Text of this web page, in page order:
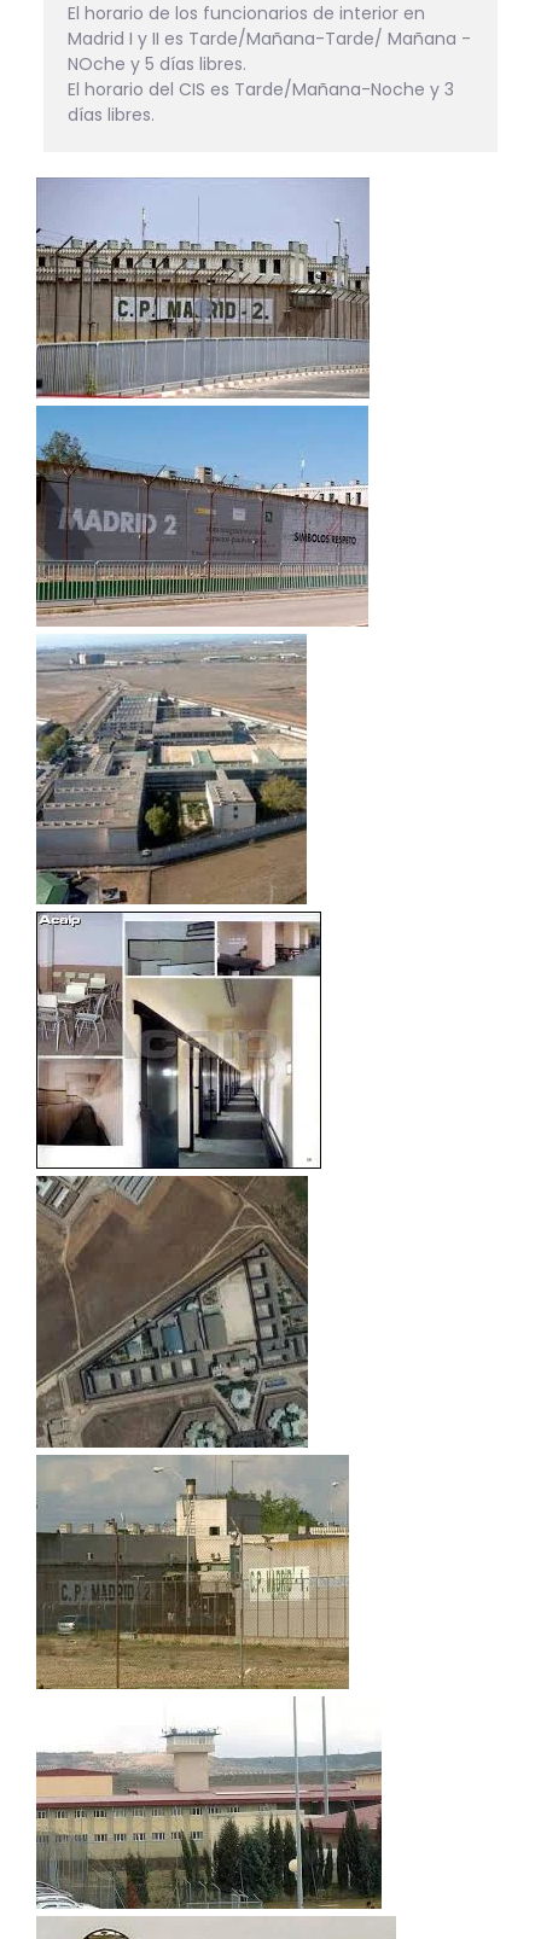
El horario de los funcionarios de interior en
Madrid I y II es Tarde/Mañana-Tarde/ Mañana -
NOche y 5 días libres.
El horario del CIS es Tarde/Mañana-Noche y 3
días libres.